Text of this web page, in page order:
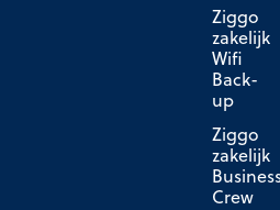
Ziggo
zakelijk
Wifi
Back-
up
Ziggo
zakelijk
Crew